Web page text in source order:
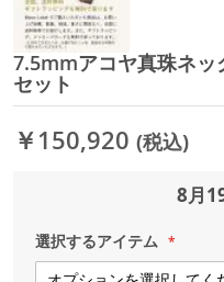
イ
メ
ー
ジ
ギ
7.5mmアコヤ真珠ネッ
セット
￥150,920 (税込)
8月
選択するアイテム